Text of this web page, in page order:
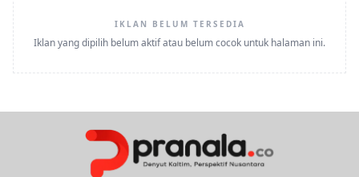
IKLAN BELUM TERSEDIA
Iklan yang dipilih belum aktif atau belum cocok untuk halaman ini.